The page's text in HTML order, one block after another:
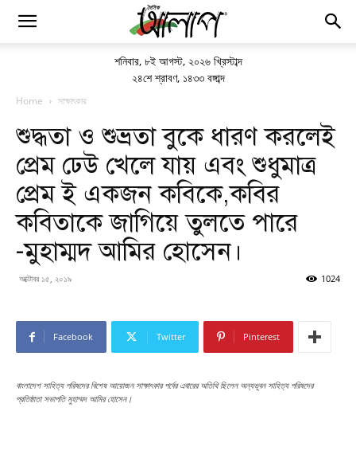
শনিবার, ৮ই আগস্ট, ২০২৬ খ্রিস্টাব্দ
২৪শে শ্রাবণ, ১৪৩৩ বঙ্গাব্দ
Home সাক্ষাৎকার
শুদ্ধতা ও শুভ্রতা বুকে ধারণ করলেই
প্রেম ঢেউ খেলে যায় এবং শুধুমাত্র
প্রেম ই একজন কবিকে,কবির
কবিতাকে জাগিয়ে তুলতে পারে
-মুহাম্মদ আমির হোসেন।
অক্টোবর ১৫, ২০১৯ 1024
Facebook Twitter Pinterest
বাংলাদেশ সাহিত্য পরিষদের বিশেষ আয়োজন সাক্ষাৎকার পর্বের এবারের অতিথি ছিলেন অন্যভূবন সাহিত্য পরিষদের
প্রতিষ্ঠাতা সভাপতি মুহাম্মদ আমির হোসেন।